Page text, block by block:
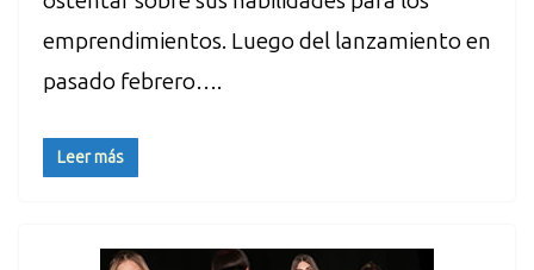
emprendimientos. Luego del lanzamiento en
pasado febrero….
Leer más